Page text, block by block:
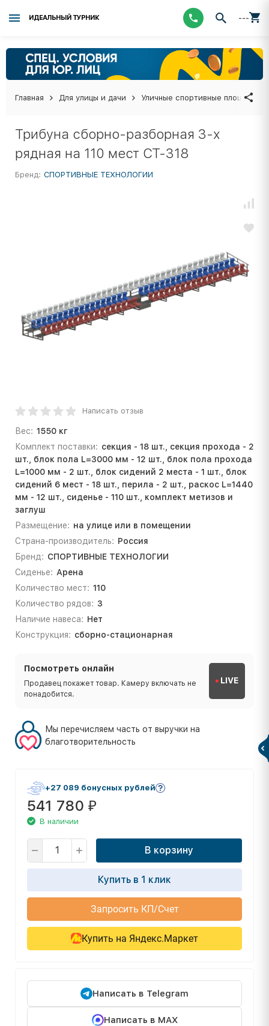
ИДЕАЛЬНЫЙ ТУРНИК ---
Главная Для улицы и дачи Уличные спортивные площадки
Трибуна сборно-разборная 3-х
рядная на 110 мест СТ-318
Бренд: СПОРТИВНЫЕ ТЕХНОЛОГИИ
Написать отзыв
Вес: 1550 кг
Комплект поставки: секция - 18 шт., секция прохода - 2
шт., блок пола L=3000 мм - 12 шт., блок пола прохода
L=1000 мм - 2 шт., блок сидений 2 места - 1 шт., блок
сидений 6 мест - 18 шт., перила - 2 шт., раскос L=1440
мм - 12 шт., сиденье - 110 шт., комплект метизов и
заглуш
Размещение: на улице или в помещении
Страна-производитель: Россия
Бренд: СПОРТИВНЫЕ ТЕХНОЛОГИИ
Сиденье: Арена
Количество мест: 110
Количество рядов: 3
Наличие навеса: Нет
Конструкция: сборно-стационарная
Посмотреть онлайн
Продавец покажет товар. Камеру включать не
понадобится.
LIVE
Мы перечисляем часть от выручки на
благотворительность
+27 089 бонусных рублей
541 780 ₽
В наличии
В корзину
Купить в 1 клик
Запросить КП/Счет
Купить на Яндекс.Маркет
Написать в Telegram
Написать в MAX